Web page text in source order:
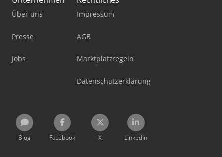
Über uns
Presse
Jobs
Impressum
AGB
Marktplatzregeln
Datenschutzerklärung
Blog Facebook X LinkedIn